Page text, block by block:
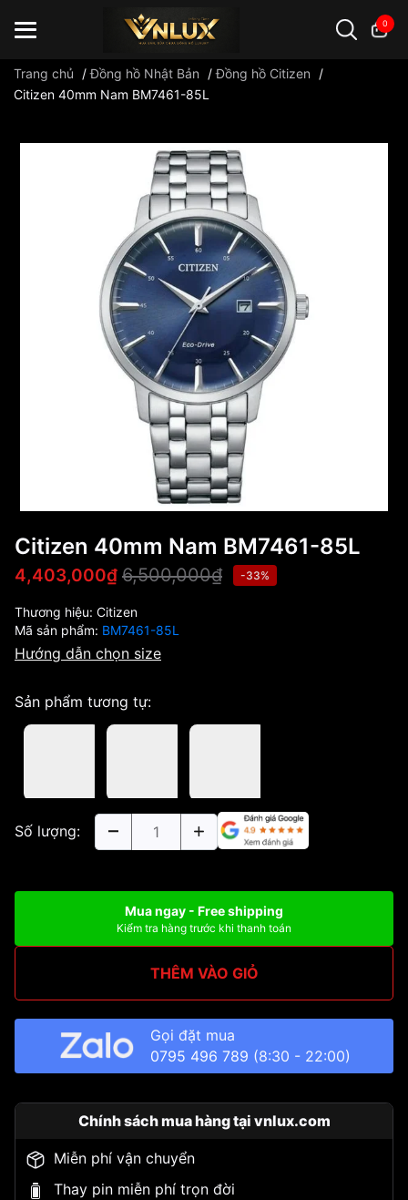
0
Trang chủ /Đồng hồ Nhật Bản /Đồng hồ Citizen
/
Citizen 40mm Nam BM7461-85L
Citizen 40mm Nam BM7461-85L
4,403,000₫ 6,500,000₫ -33%
Thương hiệu: Citizen
Mã sản phẩm: BM7461-85L
Hướng dẫn chọn size
Sản phẩm tương tự:
Số lượng:
Mua ngay - Free shipping
Kiểm tra hàng trước khi thanh toán
THÊM VÀO GIỎ
Gọi đặt mua
0795 496 789 (8:30 - 22:00)
Chính sách mua hàng tại vnlux.com
Miễn phí vận chuyển
Thay pin miễn phí trọn đời